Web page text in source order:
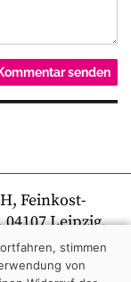
Feinkost-
Leipzig,
stimmen
von